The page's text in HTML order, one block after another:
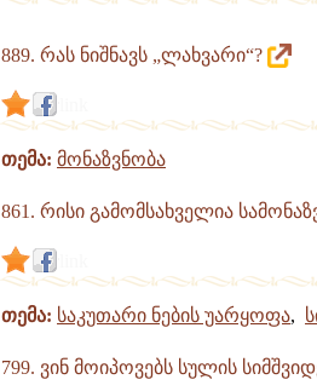
889. რას ნიშნავს „ლახვარი“?
თემა: მონაზვნობა
861. რისი გამომსახველია
თემა: საკუთარი ნების უარყოფა,
799. ვინ მოიპოვებს სულის